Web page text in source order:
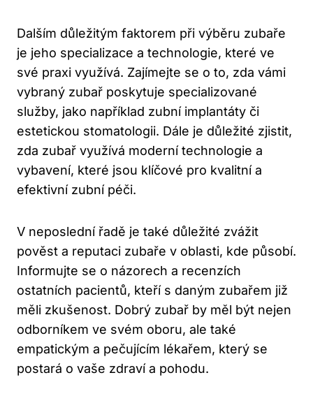
Dalším důležitým faktorem při výběru zubaře
je jeho specializace a technologie, které ve
své praxi využívá. Zajímejte se o to, zda vámi
vybraný zubař poskytuje specializované
služby, jako například zubní implantáty či
estetickou stomatologii. Dále je důležité zjistit,
zda zubař využívá moderní technologie a
vybavení, které jsou klíčové pro kvalitní a
efektivní zubní péči.
V neposlední řadě je také důležité zvážit
pověst a reputaci zubaře v oblasti, kde působí.
Informujte se o názorech a recenzích
ostatních pacientů, kteří s daným zubařem již
měli zkušenost. Dobrý zubař by měl být nejen
odborníkem ve svém oboru, ale také
empatickým a pečujícím lékařem, který se
postará o vaše zdraví a pohodu.